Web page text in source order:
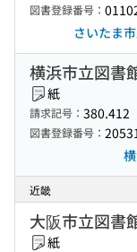
図書登録番号：
さいたま
横浜市立図書
紙
請求記号： 380.412
図書登録番号：
近畿
大阪市立図書
紙